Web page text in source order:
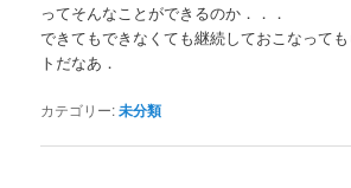
ってそんなことができるのか．．．
できてもできなくても継続しておこなって
トだなあ．
カテゴリー:未分類